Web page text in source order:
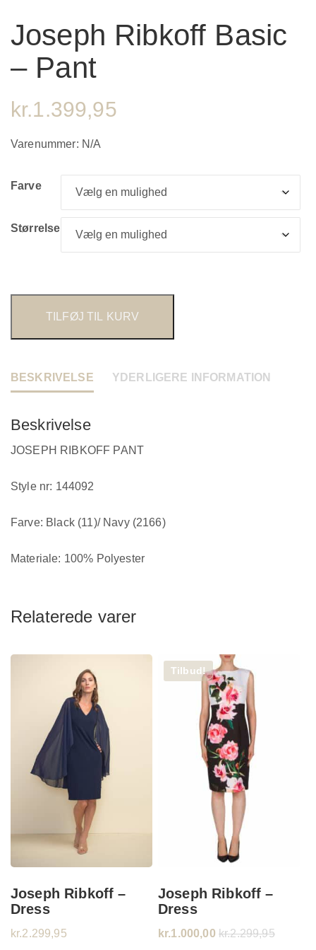
Joseph Ribkoff Basic
– Pant
kr.1.399,95
Varenummer: N/A
Farve
Størrelse
TILFØJ TIL KURV
BESKRIVELSE YDERLIGERE INFORMATION
Beskrivelse
JOSEPH RIBKOFF PANT
Style nr: 144092
Farve: Black (11)/ Navy (2166)
Materiale: 100% Polyester
Relaterede varer
Joseph Ribkoff –
Dress
kr.2.299,95
Tilbud!
Joseph Ribkoff –
Dress
kr.1.000,00 kr.2.299,95